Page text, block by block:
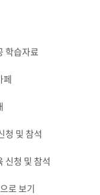
학습자료
페
청 및 참석
신청 및 참석
로 보기